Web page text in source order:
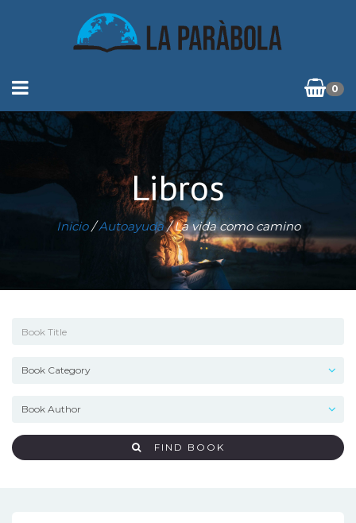
0
Libros
Inicio/Autoayuda/ La vida como camino
FIND BOOK